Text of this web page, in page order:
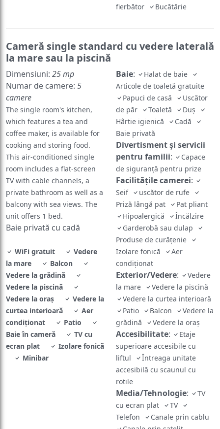
fierbător
Bucătărie
Cameră single standard cu vedere laterală
la mare sau la piscină
Dimensiuni: 25 mp
Numar de camere: 5
camere
The single room's kitchen,
which features a tea and
coffee maker, is available for
cooking and storing food.
This air-conditioned single
room includes a flat-screen
TV with cable channels, a
private bathroom as well as a
balcony with sea views. The
unit offers 1 bed.
Baie privată cu cadă
WiFi gratuit
Vedere
la mare
Balcon
Vedere la grădină
Vedere la piscină
Vedere la oraș
Vedere la
curtea interioară
Aer
condiţionat
Patio
Baie în cameră
TV cu
ecran plat
Izolare fonică
Minibar
Baie:
Halat de baie
Articole de toaletă gratuite
Papuci de casă
Uscător
de păr
Toaletă
Duş
Hârtie igienică
Cadă
Baie privată
Divertisment și servicii
pentru familii:
Capace
de siguranță pentru prize
Facilităţile camerei:
Seif
uscător de rufe
Priză lângă pat
Pat pliant
Hipoalergică
Încălzire
Garderobă sau dulap
Produse de curățenie
Izolare fonică
Aer
condiţionat
Exterior/Vedere:
Vedere
la mare
Vedere la piscină
Vedere la curtea interioară
Patio
Balcon
Vedere la
grădină
Vedere la oraș
Accesibilitate:
Etaje
superioare accesibile cu
liftul
Întreaga unitate
accesibilă cu scaunul cu
rotile
Media/Tehnologie:
TV
cu ecran plat
TV
Telefon
Canale prin cablu